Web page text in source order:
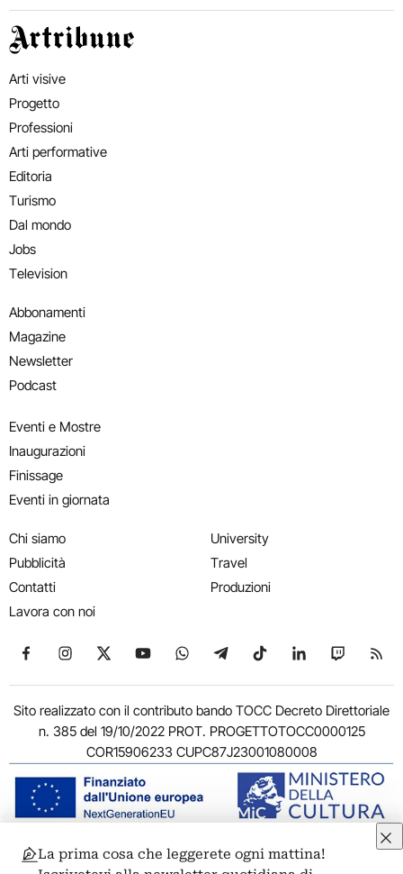
Artribune
Arti visive
Progetto
Professioni
Arti performative
Editoria
Turismo
Dal mondo
Jobs
Television
Abbonamenti
Magazine
Newsletter
Podcast
Eventi e Mostre
Inaugurazioni
Finissage
Eventi in giornata
Chi siamo
Pubblicità
Contatti
Lavora con noi
University
Travel
Produzioni
Seguici su Facebook
Seguici su Instagram
Seguici su X
Seguici su YouTube
Seguici su WhatsApp
Seguici su Telegram
Seguici su TikTok
Seguici su
Seguici
Sito realizzato con il contributo bando TOCC Decreto Direttoriale
n. 385 del 19/10/2022 PROT. PROGETTOTOCC0000125
COR15906233 CUPC87J23001080008
© 2011-2026 ARTRIBUNE srl – Corso Vittorio Emanuele II, 287 –
La prima cosa che leggerete ogni mattina!